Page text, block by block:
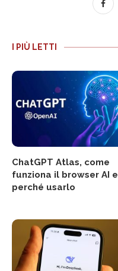
I PIÙ LETTI
ChatGPT Atlas, come
funziona il browser AI e
perché usarlo